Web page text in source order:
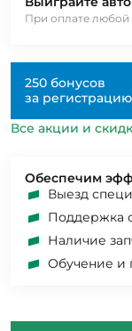
При оплате любой
250 бонусов
за регистрацию
Все акции и
Обеспечим
Выезд
Поддержка
Наличие
Обучение и